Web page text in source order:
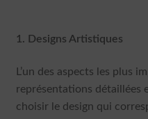
1. Designs Artistiques
L’un des aspects les plus
représentations détaillées
choisir le design qui